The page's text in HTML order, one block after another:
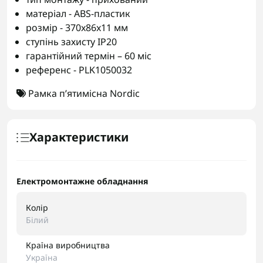
матеріал - ABS-пластик
розмір - 370x86x11 мм
ступінь захисту IP20
гарантійний термін – 60 міс
референс - PLK1050032
Рамка п’ятимісна Nordic
Характеристики
Електромонтажне обладнання
Колір
Білий
Країна виробництва
Україна